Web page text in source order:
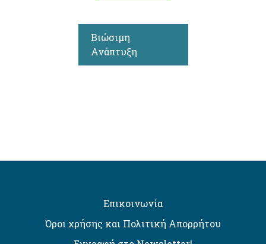
Βιώσιμη
Ανάπτυξη
Επικοινωνία
Όροι χρήσης και Πολιτική Απορρήτου